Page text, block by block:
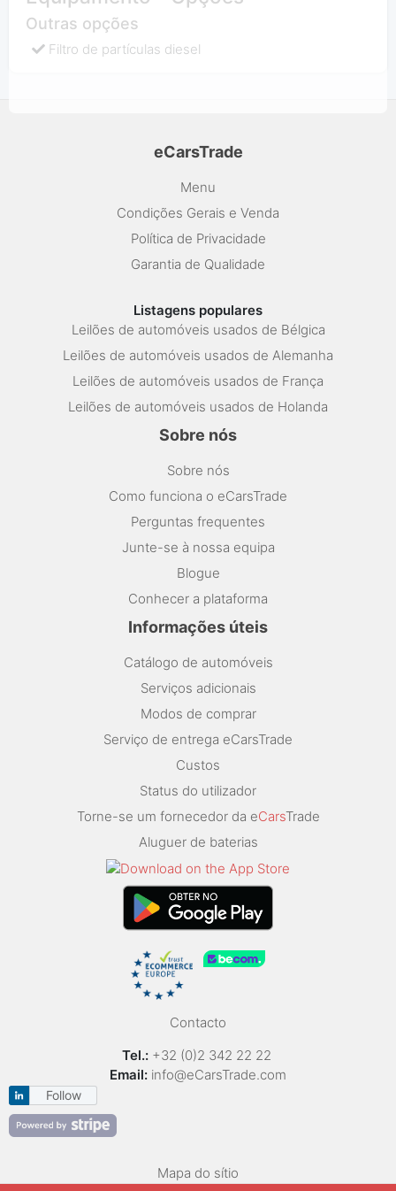
Outras opções
Filtro de partículas diesel
eCarsTrade
Menu
Condições Gerais e Venda
Política de Privacidade
Garantia de Qualidade
Listagens populares
Leilões de automóveis usados de Bélgica
Leilões de automóveis usados de Alemanha
Leilões de automóveis usados de França
Leilões de automóveis usados de Holanda
Sobre nós
Sobre nós
Como funciona o eCarsTrade
Perguntas frequentes
Junte-se à nossa equipa
Blogue
Conhecer a plataforma
Informações úteis
Catálogo de automóveis
Serviços adicionais
Modos de comprar
Serviço de entrega eCarsTrade
Custos
Status do utilizador
Torne-se um fornecedor da eCarsTrade
Aluguer de baterias
Contacto
Tel.: +32 (0)2 342 22 22
Email: info@eCarsTrade.com
Follow
Mapa do sítio